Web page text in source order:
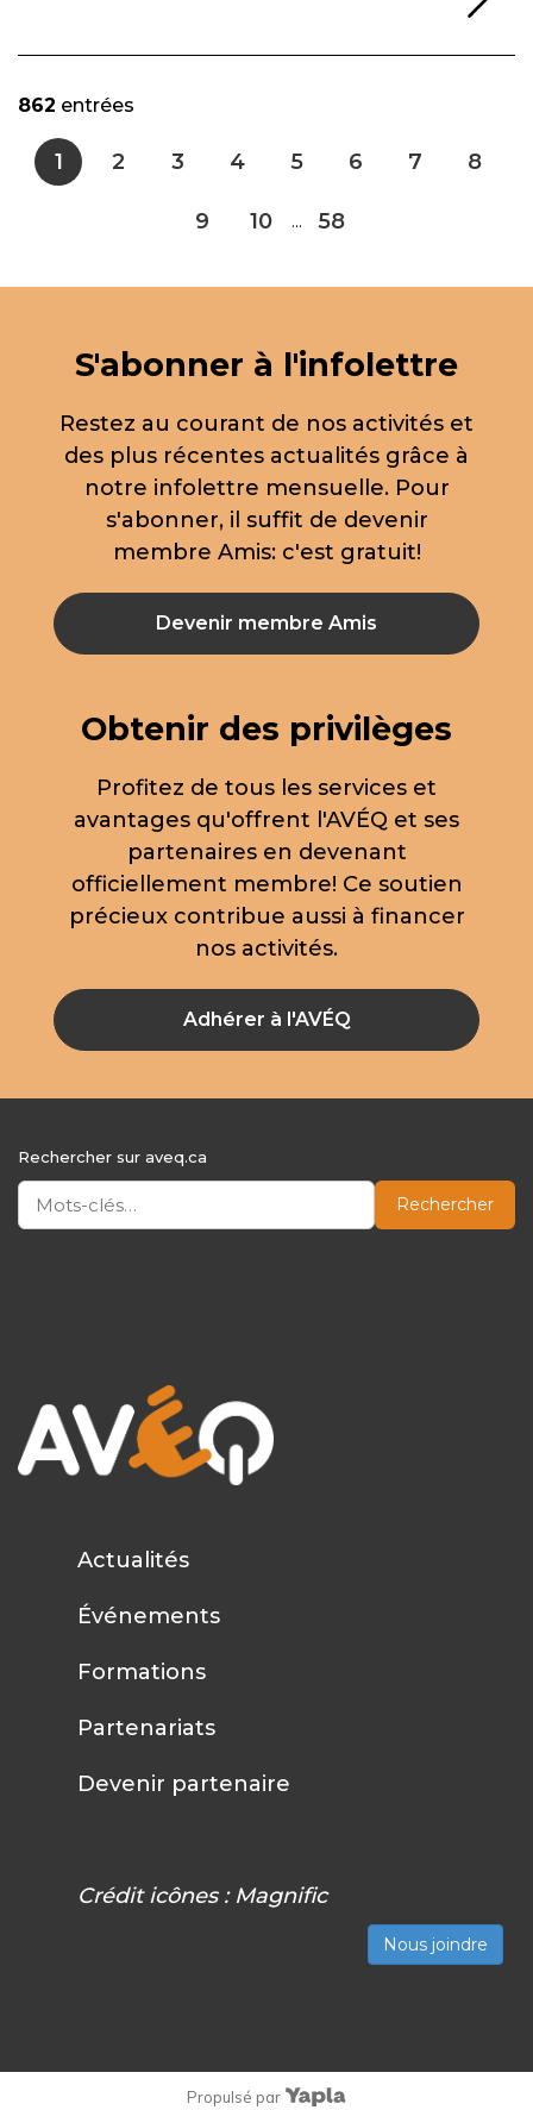
862 entrées
1 2 3 4 5 6 7 8
9 10 ... 58
S'abonner à l'infolettre
Restez au courant de nos activités et
des plus récentes actualités grâce à
notre infolettre mensuelle. Pour
s'abonner, il suffit de devenir
membre Amis: c'est gratuit!
Devenir membre Amis
Obtenir des privilèges
Profitez de tous les services et
avantages qu'offrent l'AVÉQ et ses
partenaires en devenant
officiellement membre! Ce soutien
précieux contribue aussi à financer
nos activités.
Adhérer à l'AVÉQ
Rechercher sur aveq.ca
Rechercher
Actualités
Événements
Formations
Partenariats
Devenir partenaire
Crédit icônes : Magnific
Nous joindre
Propulsé par